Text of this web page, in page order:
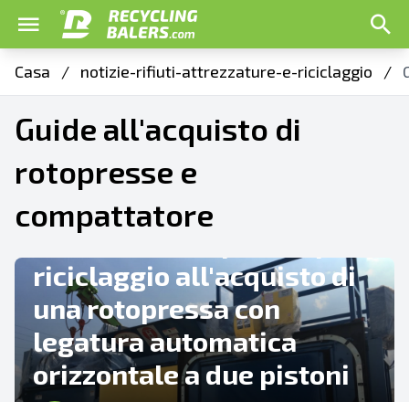
Casa / notizie-rifiuti-attrezzature-e-riciclaggio /
Guide all'acquisto di
rotopresse e
compattatore
Guida alle rotopresse per
riciclaggio all'acquisto di
una rotopressa con
legatura automatica
orizzontale a due pistoni
GUIDE ALL'ACQUISTO DI ROTOPRESSE E